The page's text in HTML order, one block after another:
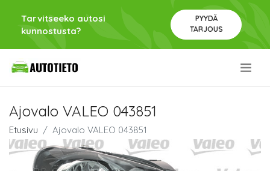
Tarvitseeko autosi
kunnostusta?
PYYDÄ
TARJOUS
Ajovalo VALEO 043851
Etusivu Ajovalo VALEO 043851